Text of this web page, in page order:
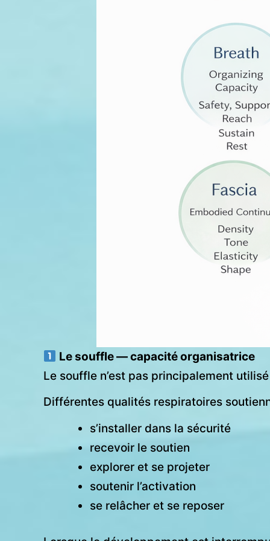
Le souffle — capacité organisatrice
Le souffle n’est pas principalement
Différentes qualités respiratoires
s’installer dans la sécurité
recevoir le soutien
explorer et se projeter
soutenir l’activation
se relâcher et se reposer